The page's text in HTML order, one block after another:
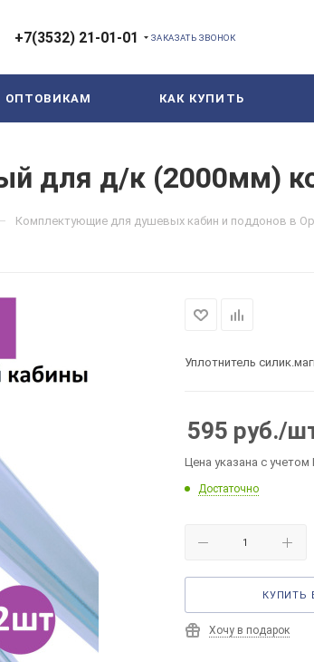
+7(3532) 21-01-01 ЗАКАЗАТЬ ЗВОНОК
ОПТОВИКАМ КАК КУПИТЬ
для д/к (2000мм)
Комплектующие для душевых кабин и поддонов в
Уплотнитель
595 руб./
Цена указана с учетом
Достаточно
КУПИТЬ
Хочу в подарок